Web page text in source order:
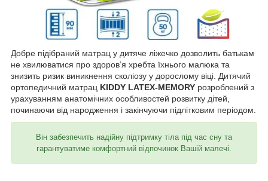
Добре підібраний матрац у дитяче ліжечко дозволить батькам
не хвилюватися про здоров’я хребта їхнього малюка та
знизить ризик виникнення сколіозу у дорослому віці. Дитячий
ортопедичний матрац KIDDY LATEX-MEMORY розроблений з
урахуванням анатомічних особливостей розвитку дітей,
починаючи від народження і закінчуючи підлітковим періодом.
Він забезпечить надійну підтримку тіла під час сну та
гарантуватиме комфортний відпочинок Вашій малечі.